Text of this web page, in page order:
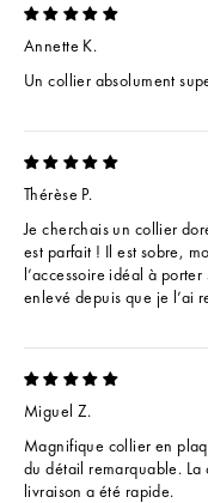
Annette K.
Un collier absolument
Thérèse P.
Je cherchais un collier
est parfait ! Il est sobre,
l’accessoire idéal à
enlevé depuis que je l’ai
Miguel Z.
Magnifique collier en
du détail remarquable. La
livraison a été rapide.